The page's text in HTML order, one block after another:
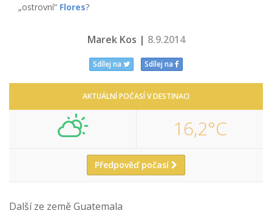
„ostrovní“ Flores?
Marek Kos | 8.9.2014
Sdílej na Sdílej na
AKTUÁLNÍ POČASÍ V DESTINACI
16,2°C
Předpověď počasí
Další ze země Guatemala